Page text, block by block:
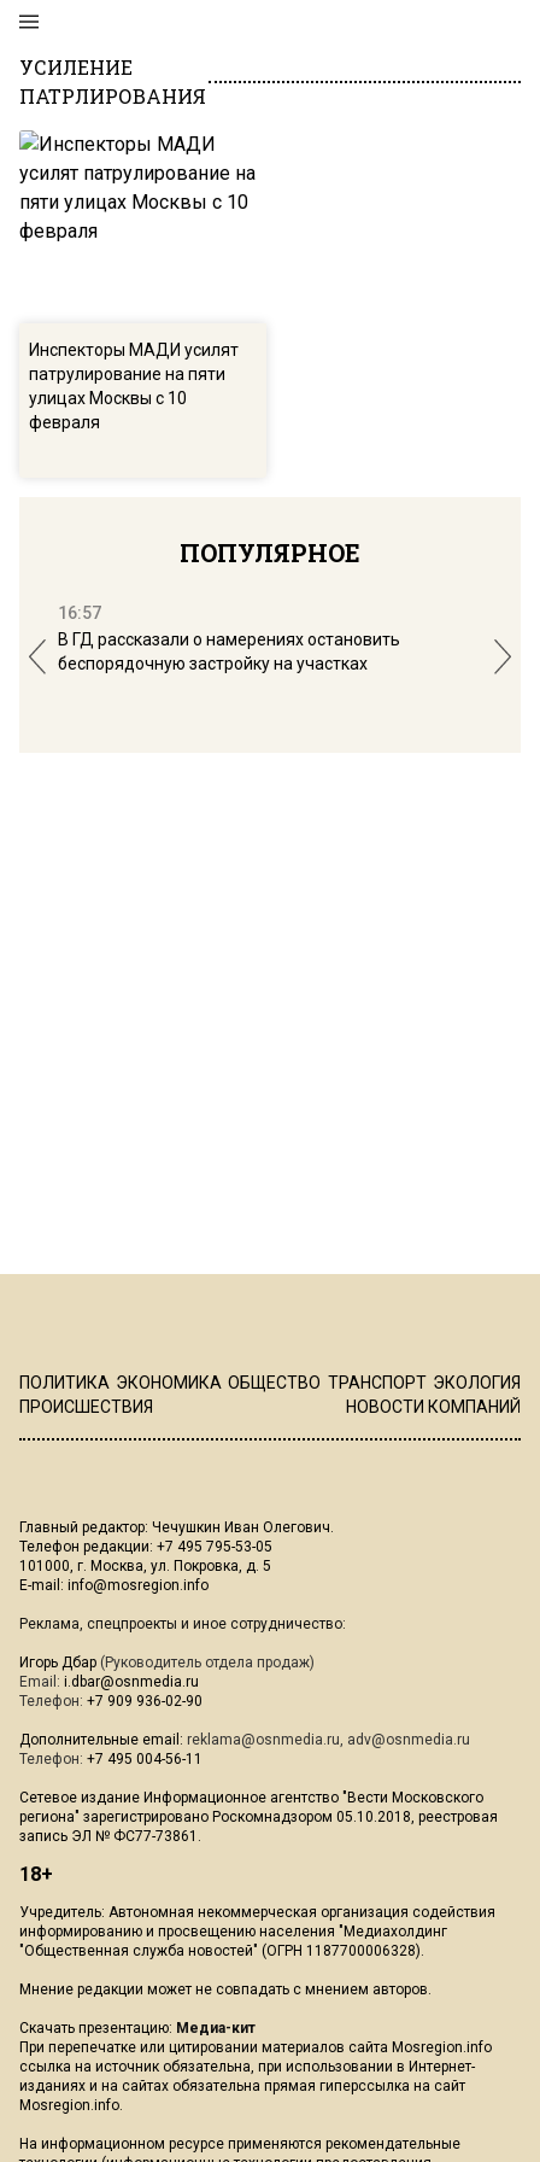
УСИЛЕНИЕ
ПАТРЛИРОВАНИЯ
Инспекторы МАДИ усилят
патрулирование на пяти
улицах Москвы с 10
февраля
ПОПУЛЯРНОЕ
16:57
В ГД рассказали о намерениях остановить
беспорядочную застройку на участках
ПОЛИТИКА ЭКОНОМИКА ОБЩЕСТВО ТРАНСПОРТ ЭКОЛОГИЯ
ПРОИСШЕСТВИЯ
НОВОСТИ КОМПАНИЙ
Главный редактор: Чечушкин Иван Олегович.
Телефон редакции: +7 495 795-53-05
101000, г. Москва, ул. Покровка, д. 5
E-mail: info@mosregion.info
Реклама, спецпроекты и иное сотрудничество:
Игорь Дбар (Руководитель отдела продаж)
Email: i.dbar@osnmedia.ru
Телефон: +7 909 936-02-90
Дополнительные email: reklama@osnmedia.ru, adv@osnmedia.ru
Телефон: +7 495 004-56-11
Сетевое издание Информационное агентство "Вести Московского
региона" зарегистрировано Роскомнадзором 05.10.2018, реестровая
запись ЭЛ № ФС77-73861.
18+
Учредитель: Автономная некоммерческая организация содействия
информированию и просвещению населения "Медиахолдинг
"Общественная служба новостей" (ОГРН 1187700006328).
Мнение редакции может не совпадать с мнением авторов.
Скачать презентацию: Медиа-кит
При перепечатке или цитировании материалов сайта Mosregion.info
ссылка на источник обязательна, при использовании в Интернет-
изданиях и на сайтах обязательна прямая гиперссылка на сайт
Mosregion.info.
На информационном ресурсе применяются рекомендательные